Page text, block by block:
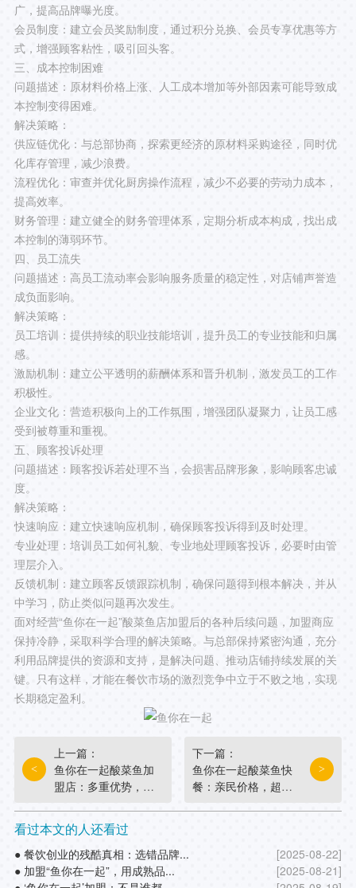
广，提高品牌曝光度。
会员制度：建立会员奖励制度，通过积分兑换、会员专享优惠等方
式，增强顾客粘性，吸引回头客。
三、成本控制困难
问题描述：原材料价格上涨、人工成本增加等外部因素可能导致成
本控制变得困难。
解决策略：
供应链优化：与总部协商，探索更经济的原材料采购途径，同时优
化库存管理，减少浪费。
流程优化：审查并优化厨房操作流程，减少不必要的劳动力成本，
提高效率。
财务管理：建立健全的财务管理体系，定期分析成本构成，找出成
本控制的薄弱环节。
四、员工流失
问题描述：高员工流动率会影响服务质量的稳定性，对店铺声誉造
成负面影响。
解决策略：
员工培训：提供持续的职业技能培训，提升员工的专业技能和归属
感。
激励机制：建立公平透明的薪酬体系和晋升机制，激发员工的工作
积极性。
企业文化：营造积极向上的工作氛围，增强团队凝聚力，让员工感
受到被尊重和重视。
五、顾客投诉处理
问题描述：顾客投诉若处理不当，会损害品牌形象，影响顾客忠诚
度。
解决策略：
快速响应：建立快速响应机制，确保顾客投诉得到及时处理。
专业处理：培训员工如何礼貌、专业地处理顾客投诉，必要时由管
理层介入。
反馈机制：建立顾客反馈跟踪机制，确保问题得到根本解决，并从
中学习，防止类似问题再次发生。
面对经营“鱼你在一起”酸菜鱼店加盟后的各种后续问题，加盟商应
保持冷静，采取科学合理的解决策略。与总部保持紧密沟通，充分
利用品牌提供的资源和支持，是解决问题、推动店铺持续发展的关
键。只有这样，才能在餐饮市场的激烈竞争中立于不败之地，实现
长期稳定盈利。
<
上一篇：
鱼你在一起酸菜鱼加
盟店：多重优势，开
>
下一篇：
鱼你在一起酸菜鱼快
餐：亲民价格，超值
看过本文的人还看过
[2025-08-22]
● 餐饮创业的残酷真相：选错品牌...
[2025-08-21]
● 加盟“鱼你在一起”，用成熟品...